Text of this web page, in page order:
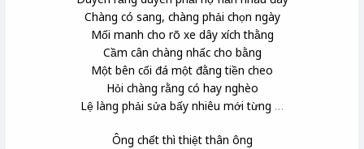
Chàng có sang, chàng phải chọn ngày
Mối manh cho rõ xe dây xích thằng
Cầm cân chàng nhấc cho bằng
Một bên cối đá một đằng tiền cheo
Hỏi chàng rằng có hay nghèo
Lệ làng phải sửa bấy nhiêu mới từng …
Ông chết thì thiệt thân ông